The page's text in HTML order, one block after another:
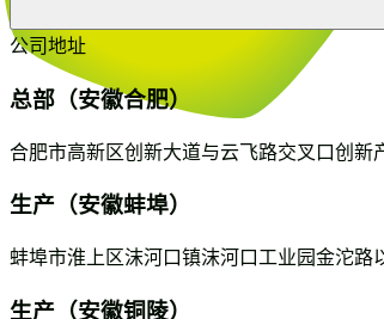
公司地址
总部（安徽合肥）
合肥市高新区创新大道与云飞路交叉口创新
生产（安徽蚌埠）
蚌埠市淮上区沫河口镇沫河口工业园金沱路
生产（安徽铜陵）